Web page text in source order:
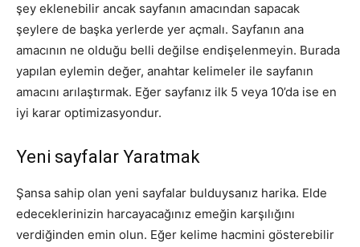
şey eklenebilir ancak sayfanın amacından sapacak
şeylere de başka yerlerde yer açmalı. Sayfanın ana
amacının ne olduğu belli değilse endişelenmeyin. Burada
yapılan eylemin değer, anahtar kelimeler ile sayfanın
amacını arılaştırmak. Eğer sayfanız ilk 5 veya 10’da ise en
iyi karar optimizasyondur.
Yeni sayfalar Yaratmak
Şansa sahip olan yeni sayfalar bulduysanız harika. Elde
edeceklerinizin harcayacağınız emeğin karşılığını
verdiğinden emin olun. Eğer kelime hacmini gösterebilir